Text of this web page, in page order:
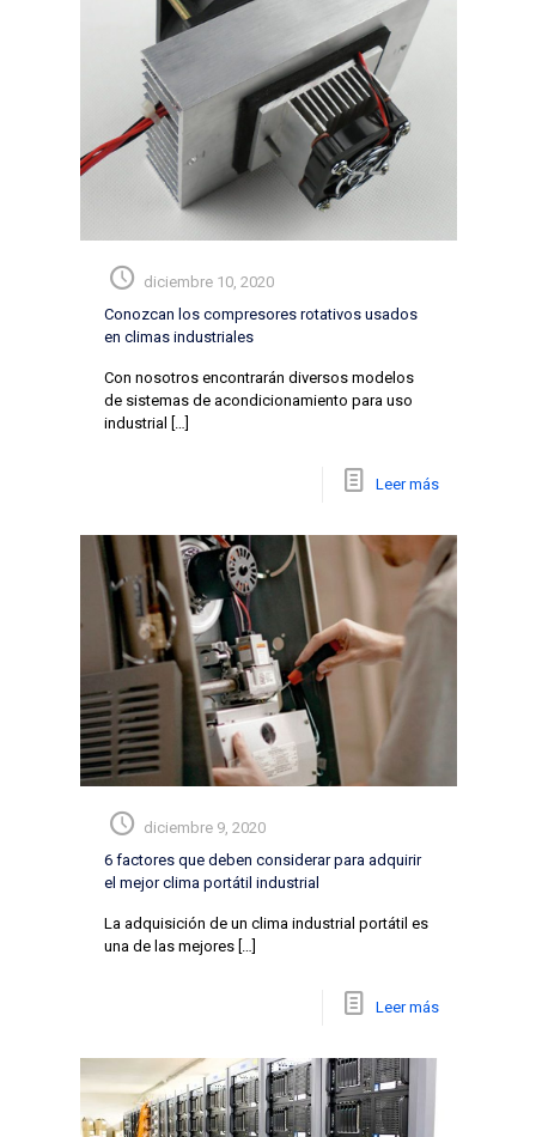
diciembre 10, 2020
Conozcan los compresores rotativos usados
en climas industriales
Con nosotros encontrarán diversos modelos
de sistemas de acondicionamiento para uso
industrial
[…]
Leer más
diciembre 9, 2020
6 factores que deben considerar para adquirir
el mejor clima portátil industrial
La adquisición de un clima industrial portátil es
una de las mejores[…]
Leer más